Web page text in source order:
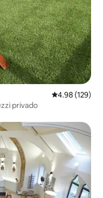
Calificación
4.98 (129)
privado